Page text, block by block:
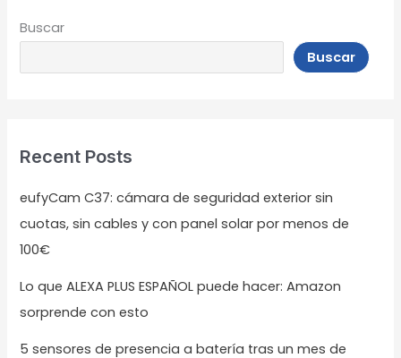
Buscar
Buscar
Recent Posts
eufyCam C37: cámara de seguridad exterior sin
cuotas, sin cables y con panel solar por menos de
100€
Lo que ALEXA PLUS ESPAÑOL puede hacer: Amazon
sorprende con esto
5 sensores de presencia a batería tras un mes de